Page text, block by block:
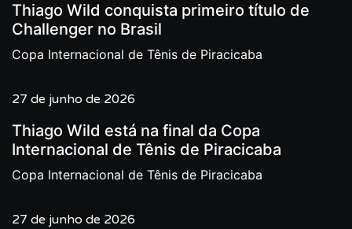
Thiago Wild conquista primeiro título de
Challenger no Brasil
Copa Internacional de Tênis de Piracicaba
27 de junho de 2026
Thiago Wild está na final da Copa
Internacional de Tênis de Piracicaba
Copa Internacional de Tênis de Piracicaba
27 de junho de 2026